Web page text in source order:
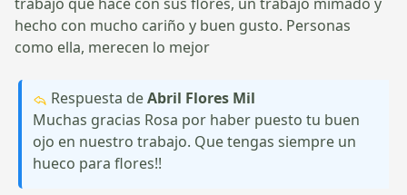
hecho con mucho cariño y buen gusto. Personas
como ella, merecen lo mejor
Respuesta deAbril Flores Mil
Muchas gracias Rosa por haber puesto tu buen
ojo en nuestro trabajo. Que tengas siempre un
hueco para flores!!